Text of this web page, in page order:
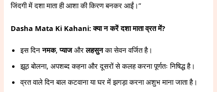
जिंदगी में दशा माता ही आशा की किरण बनकर आईं।”
Dasha Mata Ki Kahani: क्या न करें दशा माता व्रत में?
इस दिननमक,प्याजऔरलहसुनका सेवन वर्जित है।
झूठ बोलना, अपशब्द कहना और दूसरों से कलह करना पूर्णतः निषिद्ध है।
व्रत वाले दिन बाल कटवाना या घर में झगड़ा करना अशुभ माना जाता है।